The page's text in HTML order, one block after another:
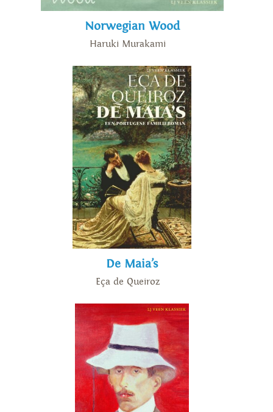
Norwegian Wood
Haruki Murakami
De Maia’s
Eça de Queiroz